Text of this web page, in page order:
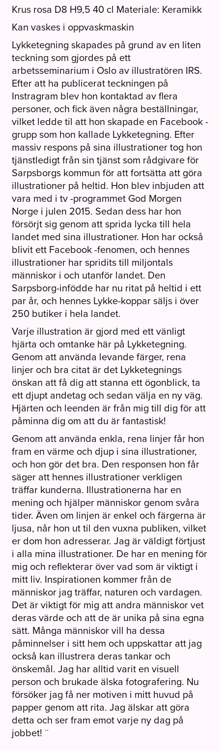
Krus rosa D8 H9,5 40 cl Materiale: Keramikk
Kan vaskes i oppvaskmaskin
Lykketegning skapades på grund av en liten
teckning som gjordes på ett
arbetsseminarium i Oslo av illustratören IRS.
Efter att ha publicerat teckningen på
Instragram blev hon kontaktad av flera
personer, och fick även några beställningar,
vilket ledde til att hon skapade en Facebook -
grupp som hon kallade Lykketegning. Efter
massiv respons på sina illustrationer tog hon
tjänstledigt från sin tjänst som rådgivare för
Sarpsborgs kommun för att fortsätta att göra
illustrationer på heltid. Hon blev inbjuden att
vara med i tv -programmet God Morgen
Norge i julen 2015. Sedan dess har hon
försörjt sig genom att sprida lycka till hela
landet med sina illustrationer. Hon har också
blivit ett Facebook -fenomen, och hennes
illustrationer har spridits till miljontals
människor i och utanför landet. Den
Sarpsborg-infödde har nu ritat på heltid i ett
par år, och hennes Lykke-koppar säljs i över
250 butiker i hela landet.
Varje illustration är gjord med ett vänligt
hjärta och omtanke här på Lykketegning.
Genom att använda levande färger, rena
linjer och bra citat är det Lykketegnings
önskan att få dig att stanna ett ögonblick, ta
ett djupt andetag och sedan välja en ny väg.
Hjärten och leenden är från mig till dig för att
påminna dig om att du är fantastisk!
Genom att använda enkla, rena linjer får hon
fram en värme och djup i sina illustrationer,
och hon gör det bra. Den responsen hon får
säger att hennes illustrationer verkligen
träffar kunderna. Illustrationerna har en
mening och hjälper människor genom svåra
tider. Även om linjen är enkel och färgerna är
ljusa, når hon ut til den vuxna publiken, vilket
er dom hon adresserar. Jag är väldigt förtjust
i alla mina illustrationer. De har en mening för
mig och reflekterar över vad som är viktigt i
mitt liv. Inspirationen kommer från de
människor jag träffar, naturen och vardagen.
Det är viktigt för mig att andra människor vet
deras värde och att de är unika på sina egna
sätt. Många människor vill ha dessa
påminnelser i sitt hem och uppskattar att jag
också kan illustrera deras tankar och
önskemål. Jag har alltid varit en visuell
person och brukade älska fotografering. Nu
försöker jag få ner motiven i mitt huvud på
papper genom att rita. Jag älskar att göra
detta och ser fram emot varje ny dag på
jobbet! ¨